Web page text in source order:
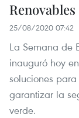
25/08/2020 07:42
La Semana de
inauguró hoy
soluciones
garantizar la
verde.